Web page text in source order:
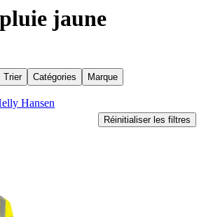
jaune
Trier Catégories Marque
Hansen
Réinitialiser les filtres